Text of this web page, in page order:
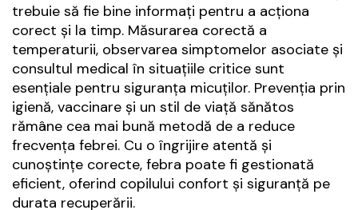
trebuie să fie bine informați pentru a acționa
corect și la timp. Măsurarea corectă a
temperaturii, observarea simptomelor asociate și
consultul medical în situațiile critice sunt
esențiale pentru siguranța micuților. Prevenția prin
igienă, vaccinare și un stil de viață sănătos
rămâne cea mai bună metodă de a reduce
frecvența febrei. Cu o îngrijire atentă și
cunoștințe corecte, febra poate fi gestionată
eficient, oferind copilului confort și siguranță pe
durata recuperării.